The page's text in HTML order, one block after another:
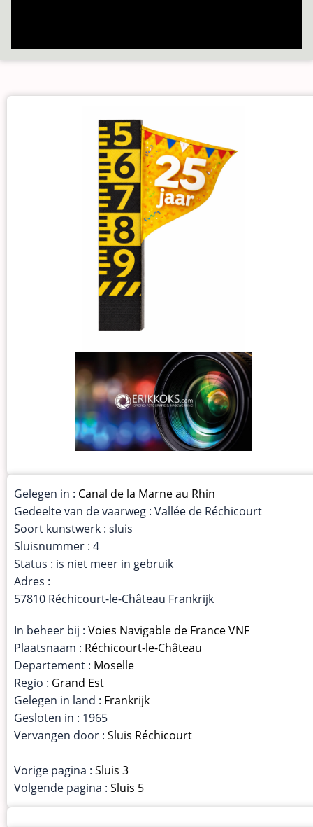
Gelegen in : Canal de la Marne au Rhin
Gedeelte van de vaarweg : Vallée de Réchicourt
Soort kunstwerk : sluis
Sluisnummer : 4
Status : is niet meer in gebruik
Adres :
57810 Réchicourt-le-Château Frankrijk
In beheer bij : Voies Navigable de France VNF
Plaatsnaam : Réchicourt-le-Château
Departement : Moselle
Regio : Grand Est
Gelegen in land : Frankrijk
Gesloten in : 1965
Vervangen door : Sluis Réchicourt
Vorige pagina : Sluis 3
Volgende pagina : Sluis 5